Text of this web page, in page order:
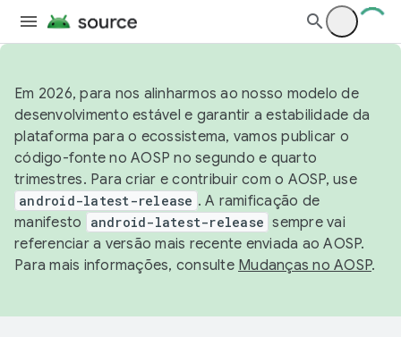
Em 2026, para nos alinharmos ao nosso modelo de
desenvolvimento estável e garantir a estabilidade da
plataforma para o ecossistema, vamos publicar o
código-fonte no AOSP no segundo e quarto
trimestres. Para criar e contribuir com o AOSP, use
android-latest-release . A ramificação de
manifesto
android-latest-release sempre vai
referenciar a versão mais recente enviada ao AOSP.
Para mais informações, consulte Mudanças no AOSP.